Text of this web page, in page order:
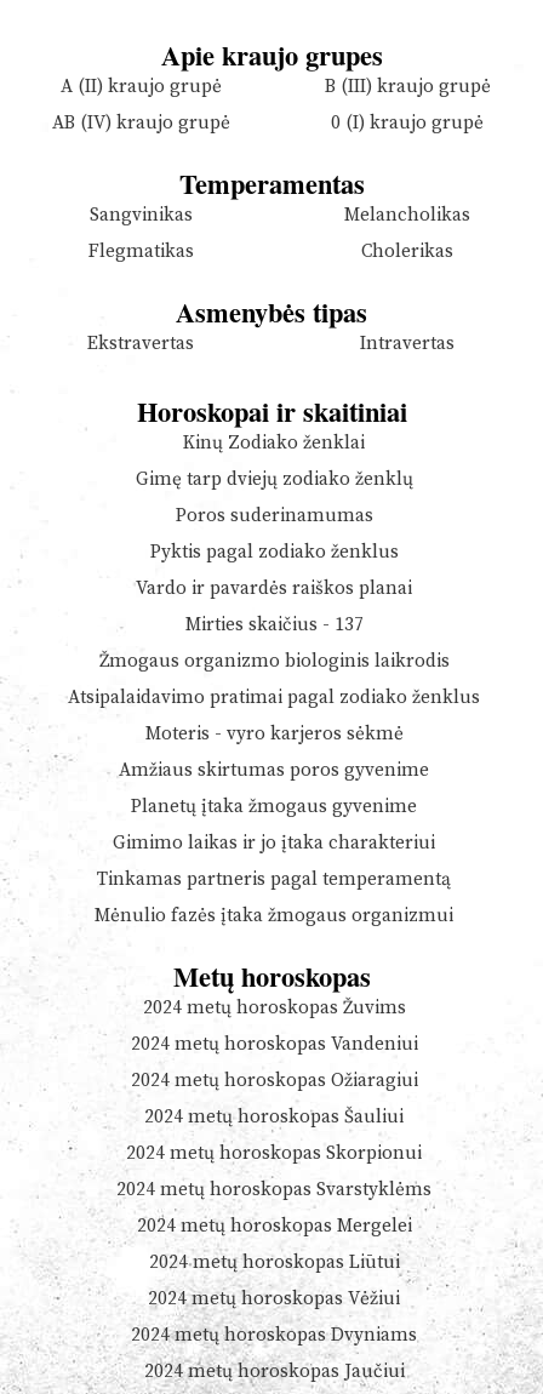
Apie kraujo grupes
A (II) kraujo grupė
B (III) kraujo grupė
AB (IV) kraujo grupė
0 (I) kraujo grupė
Temperamentas
Sangvinikas
Melancholikas
Flegmatikas
Cholerikas
Asmenybės tipas
Ekstravertas Intravertas
Horoskopai ir skaitiniai
Kinų Zodiako ženklai
Gimę tarp dviejų zodiako ženklų
Poros suderinamumas
Pyktis pagal zodiako ženklus
Vardo ir pavardės raiškos planai
Mirties skaičius - 137
Žmogaus organizmo biologinis laikrodis
Atsipalaidavimo pratimai pagal zodiako ženklus
Moteris - vyro karjeros sėkmė
Amžiaus skirtumas poros gyvenime
Planetų įtaka žmogaus gyvenime
Gimimo laikas ir jo įtaka charakteriui
Tinkamas partneris pagal temperamentą
Mėnulio fazės įtaka žmogaus organizmui
Metų horoskopas
2024 metų horoskopas Žuvims
2024 metų horoskopas Vandeniui
2024 metų horoskopas Ožiaragiui
2024 metų horoskopas Šauliui
2024 metų horoskopas Skorpionui
2024 metų horoskopas Svarstyklėms
2024 metų horoskopas Mergelei
2024 metų horoskopas Liūtui
2024 metų horoskopas Vėžiui
2024 metų horoskopas Dvyniams
2024 metų horoskopas Jaučiui